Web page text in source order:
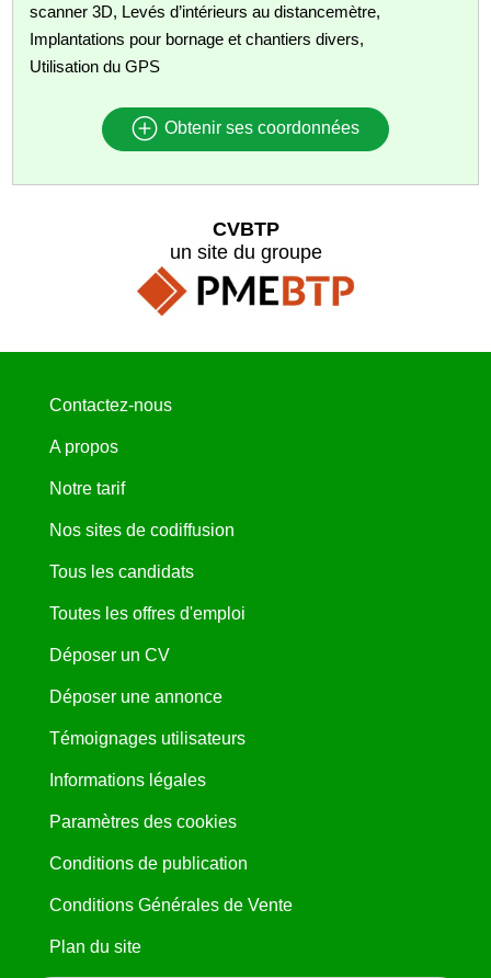
scanner 3D, Levés d’intérieurs au distancemètre,
Implantations pour bornage et chantiers divers,
Utilisation du GPS
Obtenir ses coordonnées
CVBTP
un site du groupe
Contactez-nous
A propos
Notre tarif
Nos sites de codiffusion
Tous les candidats
Toutes les offres d'emploi
Déposer un CV
Déposer une annonce
Témoignages utilisateurs
Informations légales
Paramètres des cookies
Conditions de publication
Conditions Générales de Vente
Plan du site